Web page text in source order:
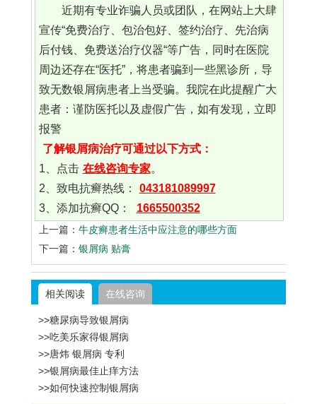
近期有专业诈骗人员或团队，在网站上大肆
宣传“免费治疗、包治包好、签约治疗、先治病
后付钱、免费送治疗仪器“等广告，同时在医院
周边还存在“医托”，将患者骗到一些黑诊所，导
致无数银屑病患者上当受骗。我院在此提醒广大
患者：谨防医托以及虚假广告，如有发现，立即
报警
了解银屑病治疗可通过以下方式：
1、点击 在线咨询专家。
2、致电抗癣热线：
043181089997
3、添加抗癣QQ：
1665500352
上一篇： 牛皮癣患者生活中应注意的哪些方面
下一篇： 银屑病 贴膏
相关阅读 在线咨询
>>糖尿病导致银屑病
>>吃美乐家得银屑病
>>唐炜 银屑病 专利
>>银屑病最佳止痒方法
>>如何快速控制银屑病